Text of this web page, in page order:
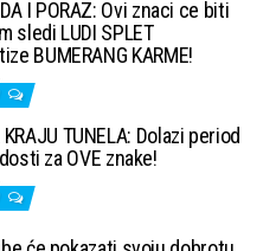
I PORAZ: Ovi znaci ce biti
sledi LUDI SPLET
BUMERANG KARME!
KRAJU TUNELA: Dolazi period
za OVE znake!